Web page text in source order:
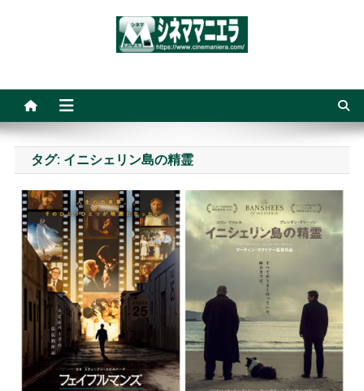
タグ: イニシェリン島の精霊